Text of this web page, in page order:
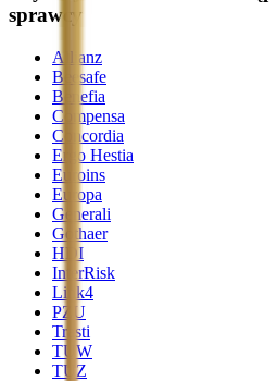
sprawcy
Allianz
Beesafe
Benefia
Compensa
Concordia
Ergo Hestia
Euroins
Europa
Generali
Gothaer
HDI
InterRisk
Link4
PZU
Trasti
TUW
TUZ